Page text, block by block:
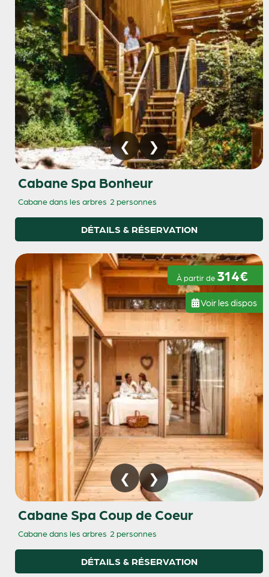
Cabane Spa Bonheur
Cabane dans les arbres 2 personnes
DÉTAILS & RÉSERVATION
À partir de 314€
Voir les dispos
Cabane Spa Coup de Coeur
Cabane dans les arbres 2 personnes
DÉTAILS & RÉSERVATION